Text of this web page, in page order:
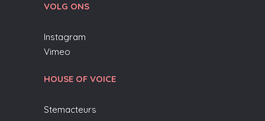
VOLG ONS
Instagram
Vimeo
HOUSE OF VOICE
Stemacteurs